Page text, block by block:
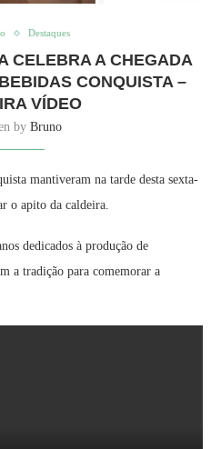
Destaques
CELEBRA A CHEGADA
CONQUISTA –
VÍDEO
by Bruno
mantiveram na tarde desta sexta-
o apito da caldeira.
dedicados à produção de
a tradição para comemorar a